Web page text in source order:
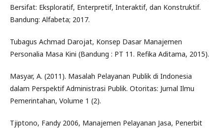
Bersifat: Eksploratif, Enterpretif, Interaktif, dan Konstruktif.
Bandung: Alfabeta; 2017.
Tubagus Achmad Darojat, Konsep Dasar Manajemen
Personalia Masa Kini (Bandung : PT 11. Refika Aditama, 2015).
Masyar, A. (2011). Masalah Pelayanan Publik di Indonesia
dalam Perspektif Administrasi Publik. Otoritas: Jurnal Ilmu
Pemerintahan, Volume 1 (2).
Tjiptono, Fandy 2006, Manajemen Pelayanan Jasa, Penerbit